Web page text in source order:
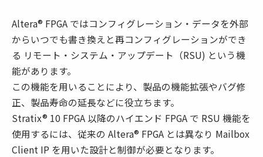
Altera® FPGA ではコンフィグレーション・データを外部
からいつでも書き換えと再コンフィグレーションができ
る リモート・システム・アップデート（RSU) という機
能があります。
この機能を用いることにより、製品の機能拡張やバグ修
正、製品寿命の延長などに役立ちます。
Stratix® 10 FPGA 以降のハイエンド FPGA で RSU 機能を
使用するには、従来の Altera® FPGA とは異なり Mailbox
Client IP を用いた設計と制御が必要となります。